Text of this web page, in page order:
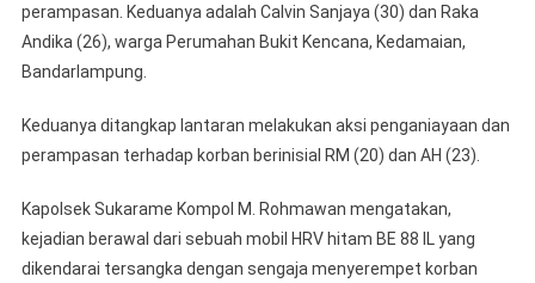
perampasan. Keduanya adalah Calvin Sanjaya (30) dan Raka
Andika (26), warga Perumahan Bukit Kencana, Kedamaian,
Bandarlampung.
Keduanya ditangkap lantaran melakukan aksi penganiayaan dan
perampasan terhadap korban berinisial RM (20) dan AH (23).
Kapolsek Sukarame Kompol M. Rohmawan mengatakan,
kejadian berawal dari sebuah mobil HRV hitam BE 88 IL yang
dikendarai tersangka dengan sengaja menyerempet korban